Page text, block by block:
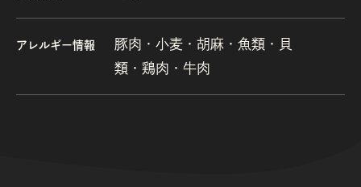
アレルギー情報
豚肉・小麦・胡麻・魚類・貝
類・鶏肉・牛肉